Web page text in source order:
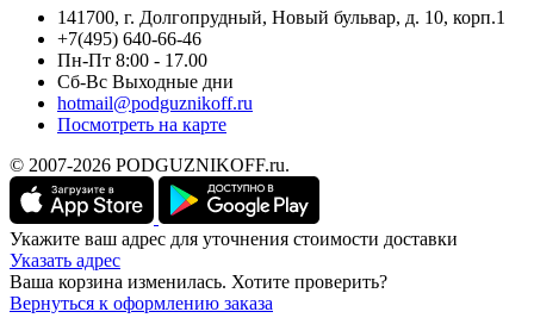
141700, г. Долгопрудный, Новый бульвар, д. 10, корп.1
+7(495) 640-66-46
Пн-Пт 8:00 - 17.00
Сб-Вс Выходные дни
hotmail@podguznikoff.ru
Посмотреть на карте
© 2007-2026 PODGUZNIKOFF.ru.
Укажите ваш адрес для уточнения стоимости доставки
Указать адрес
Ваша корзина изменилась. Хотите проверить?
Вернуться к оформлению заказа